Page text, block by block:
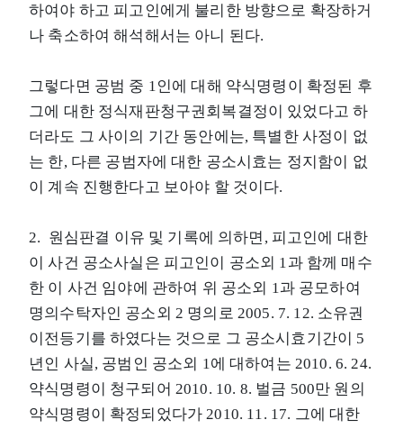
하여야 하고 피고인에게 불리한 방향으로 확장하거
나 축소하여 해석해서는 아니 된다.
그렇다면 공범 중 1인에 대해 약식명령이 확정된 후
그에 대한 정식재판청구권회복결정이 있었다고 하
더라도 그 사이의 기간 동안에는, 특별한 사정이 없
는 한, 다른 공범자에 대한 공소시효는 정지함이 없
이 계속 진행한다고 보아야 할 것이다.
2. 원심판결 이유 및 기록에 의하면, 피고인에 대한
이 사건 공소사실은 피고인이 공소외 1과 함께 매수
한 이 사건 임야에 관하여 위 공소외 1과 공모하여
명의수탁자인 공소외 2 명의로 2005. 7. 12. 소유권
이전등기를 하였다는 것으로 그 공소시효기간이 5
년인 사실, 공범인 공소외 1에 대하여는 2010. 6. 24.
약식명령이 청구되어 2010. 10. 8. 벌금 500만 원의
약식명령이 확정되었다가 2010. 11. 17. 그에 대한